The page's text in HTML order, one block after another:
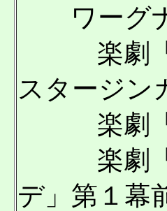
ワーグ
楽劇「
スタージン
楽劇「
楽劇「
デ」第１幕